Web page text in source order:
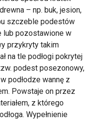
– np. buk, jesion,
szczeble podestów
lub pozostawione w
przykryty takim
na tle podłogi pokrytej
podest posezonowy,
podłodze wannę z
Powstaje on przez
z którego
Wypełnienie